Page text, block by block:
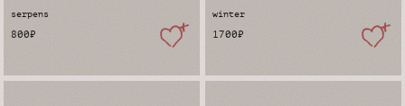
serpens
800₽
winter
1700₽